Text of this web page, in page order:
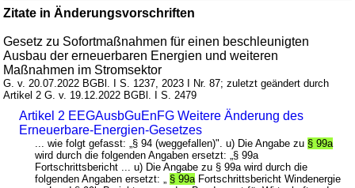
Zitate in Änderungsvorschriften
Gesetz zu Sofortmaßnahmen für einen beschleunigten
Ausbau der erneuerbaren Energien und weiteren
Maßnahmen im Stromsektor
G. v. 20.07.2022 BGBl. I S. 1237, 2023 I Nr. 87; zuletzt geändert durch
Artikel 2 G. v. 19.12.2022 BGBl. I S. 2479
Artikel 2 EEGAusbGuEnFG Weitere Änderung des
Erneuerbare-Energien-Gesetzes
... wie folgt gefasst: „§ 94 (weggefallen)". u) Die Angabe zu § 99a
wird durch die folgenden Angaben ersetzt: „§ 99a
Fortschrittsbericht ... u) Die Angabe zu § 99a wird durch die
folgenden Angaben ersetzt: „ § 99aFortschrittsbericht Windenergie